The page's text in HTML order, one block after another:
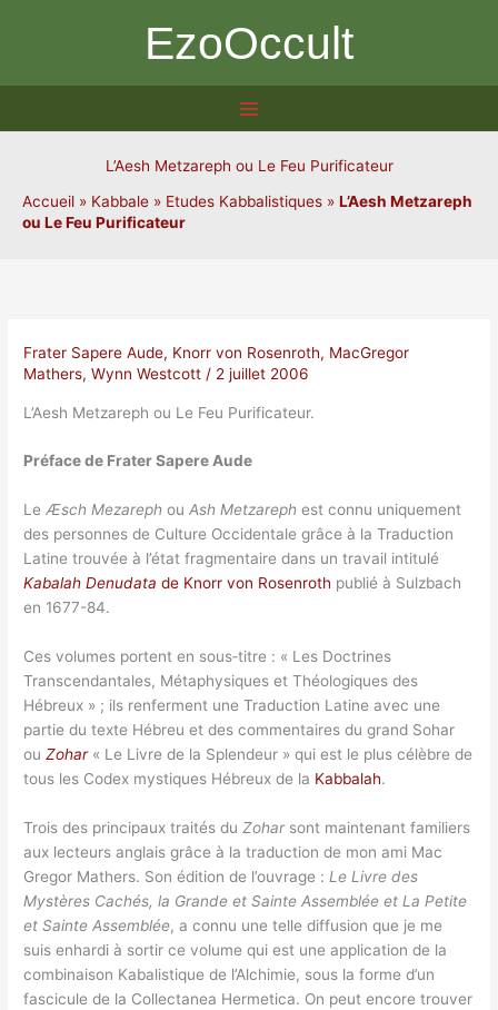
EzoOccult
L’Aesh Metzareph ou Le Feu Purificateur
Accueil » Kabbale » Etudes Kabbalistiques » L’Aesh Metzareph
ou Le Feu Purificateur
Frater Sapere Aude, Knorr von Rosenroth, MacGregor
Mathers,Wynn Westcott / 2 juillet 2006
L’Aesh Metzareph ou Le Feu Purificateur.
Préface de Frater Sapere Aude
LeÆsch Mezareph ouAsh Metzareph est connu uniquement
des personnes de Culture Occidentale grâce à la Traduction
Latine trouvée à l’état fragmentaire dans un travail intitulé
Kabalah Denudata de Knorr von Rosenroth publié à Sulzbach
en 1677-84.
Ces volumes portent en sous‑titre : « Les Doctrines
Transcendantales, Métaphysiques et Théologiques des
Hébreux » ; ils renferment une Traduction Latine avec une
partie du texte Hébreu et des commentaires du grand Sohar
ouZohar« Le Livre de la Splendeur » qui est le plus célèbre de
tous les Codex mystiques Hébreux de la Kabbalah.
Trois des principaux traités du Zoharsont maintenant familiers
aux lecteurs anglais grâce à la traduction de mon ami Mac
Gregor Mathers. Son édition de l’ouvrage : Le Livre des
Mystères Cachés, la Grande et Sainte Assemblée et La Petite
et Sainte Assemblée, a connu une telle diffusion que je me
suis enhardi à sortir ce volume qui est une application de la
combinaison Kabalistique de l’Alchimie, sous la forme d’un
fascicule de la Collectanea Hermetica. On peut encore trouver